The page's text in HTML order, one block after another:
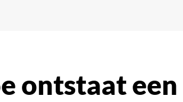
ontstaat